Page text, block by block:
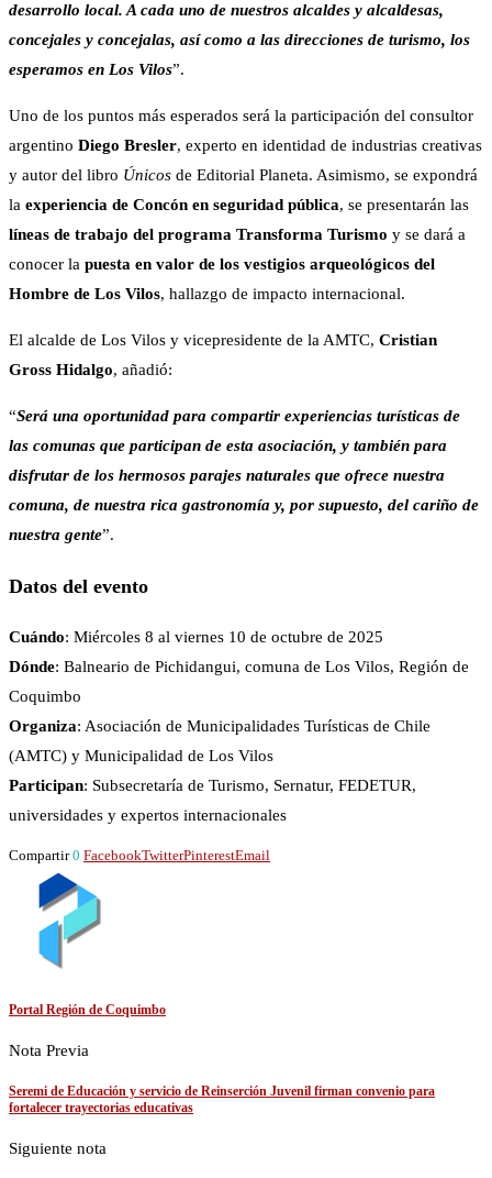
desarrollo local. A cada uno de nuestros alcaldes y alcaldesas,
concejales y concejalas, así como a las direcciones de turismo, los
esperamos en Los Vilos”.
Uno de los puntos más esperados será la participación del consultor
argentino Diego Bresler, experto en identidad de industrias creativas
y autor del libro Únicos de Editorial Planeta. Asimismo, se expondrá
la experiencia de Concón en seguridad pública, se presentarán las
líneas de trabajo del programa Transforma Turismo y se dará a
conocer la puesta en valor de los vestigios arqueológicos del
Hombre de Los Vilos, hallazgo de impacto internacional.
El alcalde de Los Vilos y vicepresidente de la AMTC, Cristian
Gross Hidalgo, añadió:
“Será una oportunidad para compartir experiencias turísticas de
las comunas que participan de esta asociación, y también para
disfrutar de los hermosos parajes naturales que ofrece nuestra
comuna, de nuestra rica gastronomía y, por supuesto, del cariño de
nuestra gente”.
Datos del evento
Cuándo: Miércoles 8 al viernes 10 de octubre de 2025
Dónde: Balneario de Pichidangui, comuna de Los Vilos, Región de
Coquimbo
Organiza: Asociación de Municipalidades Turísticas de Chile
(AMTC) y Municipalidad de Los Vilos
Participan: Subsecretaría de Turismo, Sernatur, FEDETUR,
universidades y expertos internacionales
Compartir 0 FacebookTwitterPinterestEmail
Portal Región de Coquimbo
Nota Previa
Seremi de Educación y servicio de Reinserción Juvenil firman convenio para
fortalecer trayectorias educativas
Siguiente nota